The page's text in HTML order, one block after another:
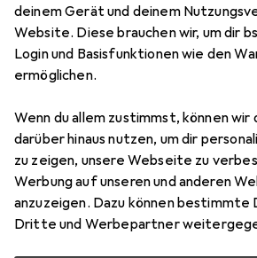
deinem Gerät und deinem
Website. Diese brauchen wir, um dir
Login und Basisfunktionen wie den
ermöglichen.
Wenn du allem zustimmst, können
darüber hinaus nutzen, um dir
zu zeigen, unsere Webseite zu
Werbung auf unseren und anderen
anzuzeigen. Dazu können bestimmte
Dritte und Werbepartner
Produkte Forum